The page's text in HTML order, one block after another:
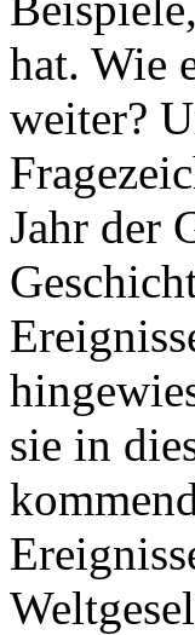
hat. Wie
weiter?
Jahr der
sie in